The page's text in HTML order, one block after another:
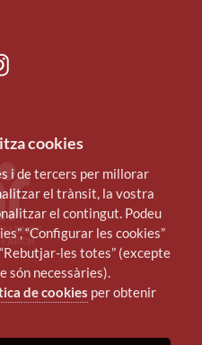
cookies
i de tercers per millorar
el trànsit, la vostra
el contingut. Podeu
“Configurar les cookies”
les totes” (excepte
són necessàries).
de cookies per obtenir